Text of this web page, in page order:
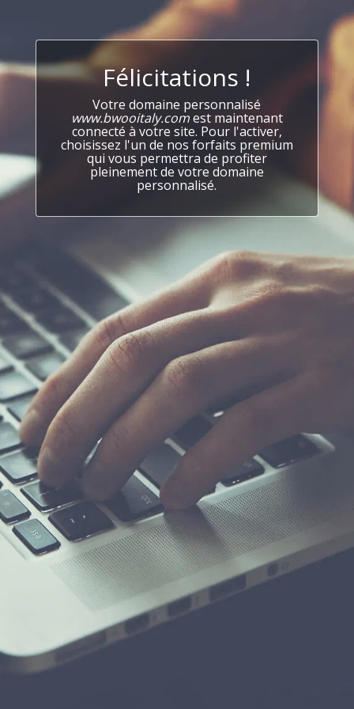
Félicitations !
Votre domaine personnalisé
www.bwooitaly.comest maintenant
connecté à votre site. Pour l'activer,
choisissez l'un de nos forfaits premium
qui vous permettra de profiter
pleinement de votre domaine
personnalisé.